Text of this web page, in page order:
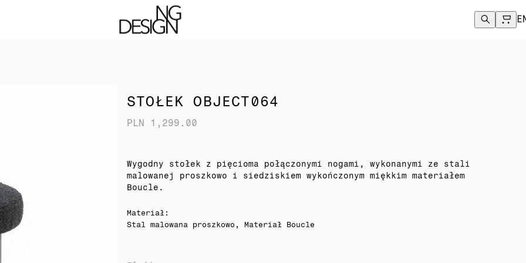
strony. Kontynuując akceptujesz pliki cookie.
STOŁEK OBJECT064
PLN 1,299.00
Wygodny stołek z pięcioma połączonymi nogami, wykonanymi ze stali
malowanej proszkowo i siedziskiem wykończonym miękkim materiałem
Boucle.
Materiał :
Stal malowana proszkowo, Materiał Boucle